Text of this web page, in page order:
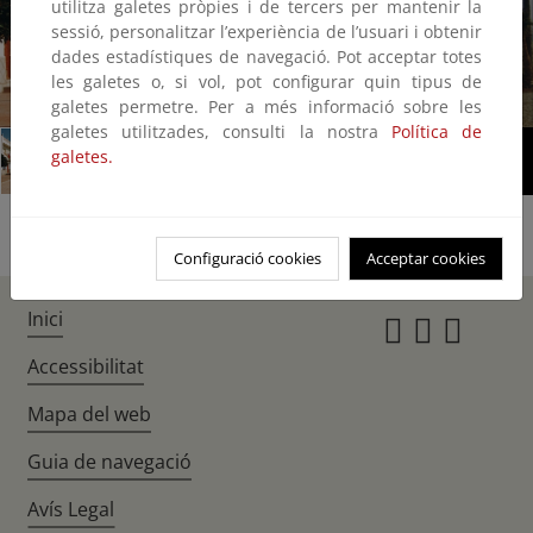
1/2
utilitza galetes pròpies i de tercers per mantenir la
sessió, personalitzar l’experiència de l’usuari i obtenir
dades estadístiques de navegació. Pot acceptar totes
les galetes o, si vol, pot configurar quin tipus de
galetes permetre. Per a més informació sobre les
galetes utilitzades, consulti la nostra Política de
galetes.
Configuració cookies Acceptar cookies
Inici
Accessibilitat
Mapa del web
Guia de navegació
Avís Legal